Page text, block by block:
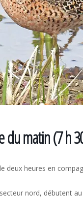
matin (7 h
deux heures en
nord, débutent